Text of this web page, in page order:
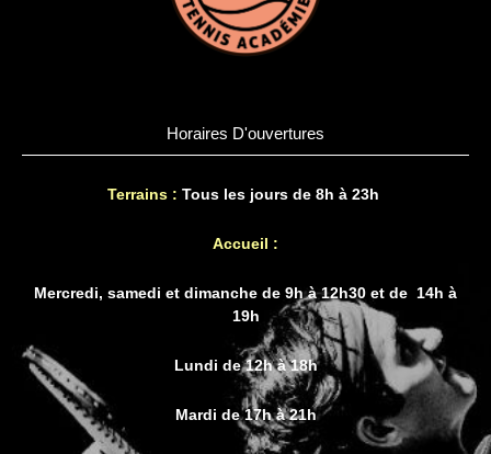
Horaires D'ouvertures
Terrains : Tous les jours de 8h à 23h
Accueil :
Mercredi, samedi et dimanche de 9h à 12h30 et de 14h à
19h
Lundi de 12h à 18h
Mardi de 17h à 21h